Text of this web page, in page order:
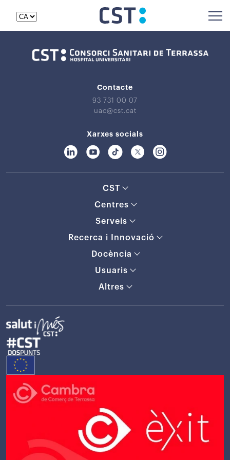
Contacte
93 731 00 07
uac@cst.cat
Xarxes socials
CST
Centres
Serveis
Recerca i Innovació
Docència
Usuaris
Altres